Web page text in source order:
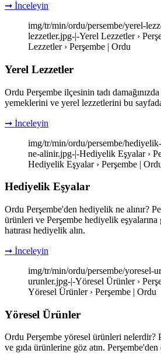
➞ İnceleyin
img/tr/min/ordu/persembe/yerel-
lezzetler.jpg-|-Yerel Lezzetler ›
Lezzetler › Perşembe | Ordu
Yerel Lezzetler
Ordu Perşembe ilçesinin tadı
yemeklerini ve yerel lezzetlerini bu
➞ İnceleyin
img/tr/min/ordu/persembe/
ne-alinir.jpg-|-Hediyelik Eşyalar ›
Hediyelik Eşyalar › Perşembe |
Hediyelik Eşyalar
Ordu Perşembe'den hediyelik ne alınır?
ürünleri ve Perşembe hediyelik eşyalarına
hatırası hediyelik alın.
➞ İnceleyin
img/tr/min/ordu/persembe/yoresel-
urunler.jpg-|-Yöresel Ürünler ›
Yöresel Ürünler › Perşembe | Ordu
Yöresel Ürünler
Ordu Perşembe yöresel ürünleri nelerdir?
ve gıda ürünlerine göz atın.